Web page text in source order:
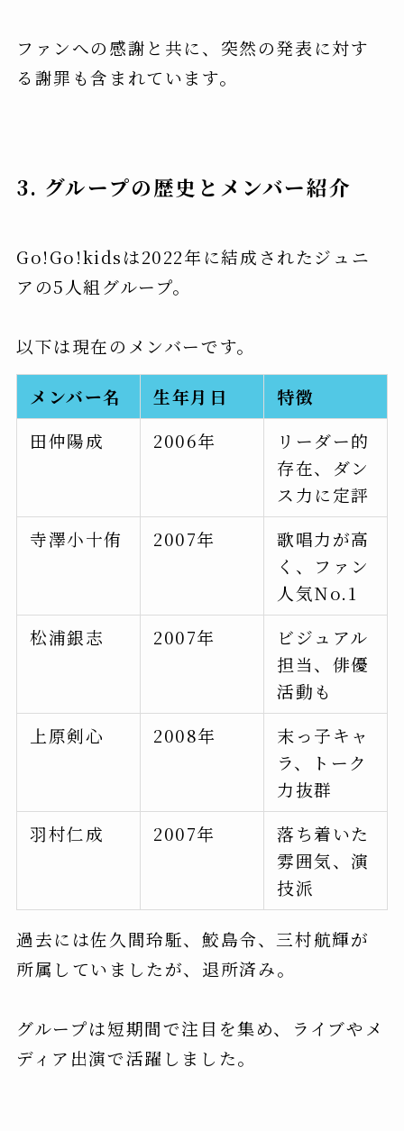
ファンへの感謝と共に、突然の発表に対す
る謝罪も含まれています。
3. グループの歴史とメンバー紹介
Go!Go!kidsは2022年に結成されたジュニ
アの5人組グループ。
以下は現在のメンバーです。
メンバー名 生年月日
特徴
田仲陽成
2006年
リーダー的
存在、ダン
ス力に定評
寺澤小十侑
2007年
歌唱力が高
く、ファン
人気No.1
松浦銀志
2007年
ビジュアル
担当、俳優
活動も
上原剣心
2008年
末っ子キャ
ラ、トーク
力抜群
羽村仁成
2007年
落ち着いた
雰囲気、演
技派
過去には佐久間玲駈、鮫島令、三村航輝が
所属していましたが、退所済み。
グループは短期間で注目を集め、ライブやメ
ディア出演で活躍しました。